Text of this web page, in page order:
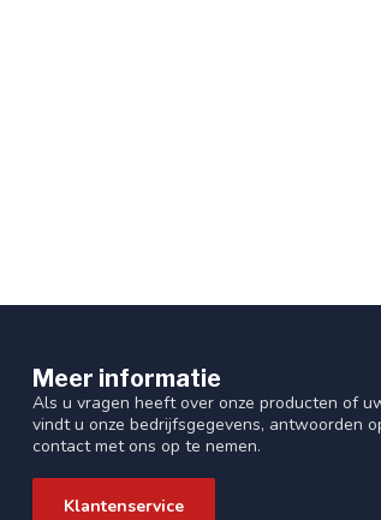
Meer informatie
Als u vragen heeft over onze producten of
vindt u onze bedrijfsgegevens, antwoorden
contact met ons op te nemen.
Klantenservice